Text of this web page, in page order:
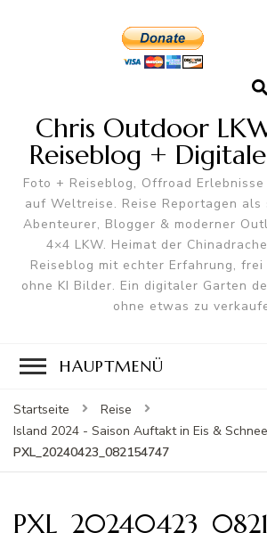
Chris Outdoor
Reiseblog +
Foto + Reiseblog, Offroad
auf Weltreise. Reise Reportagen
Abenteurer, Blogger & moderner
4×4 LKW. Heimat der
Reiseblog mit echter Erfahrung,
ohne KI Bilder. Ein digitaler Garten
ohne etwas zu
HAUPTMENÜ
Startseite
Reise
Island 2024 - Saison Auftakt in Eis & Schnee
PXL_20240423_082154747